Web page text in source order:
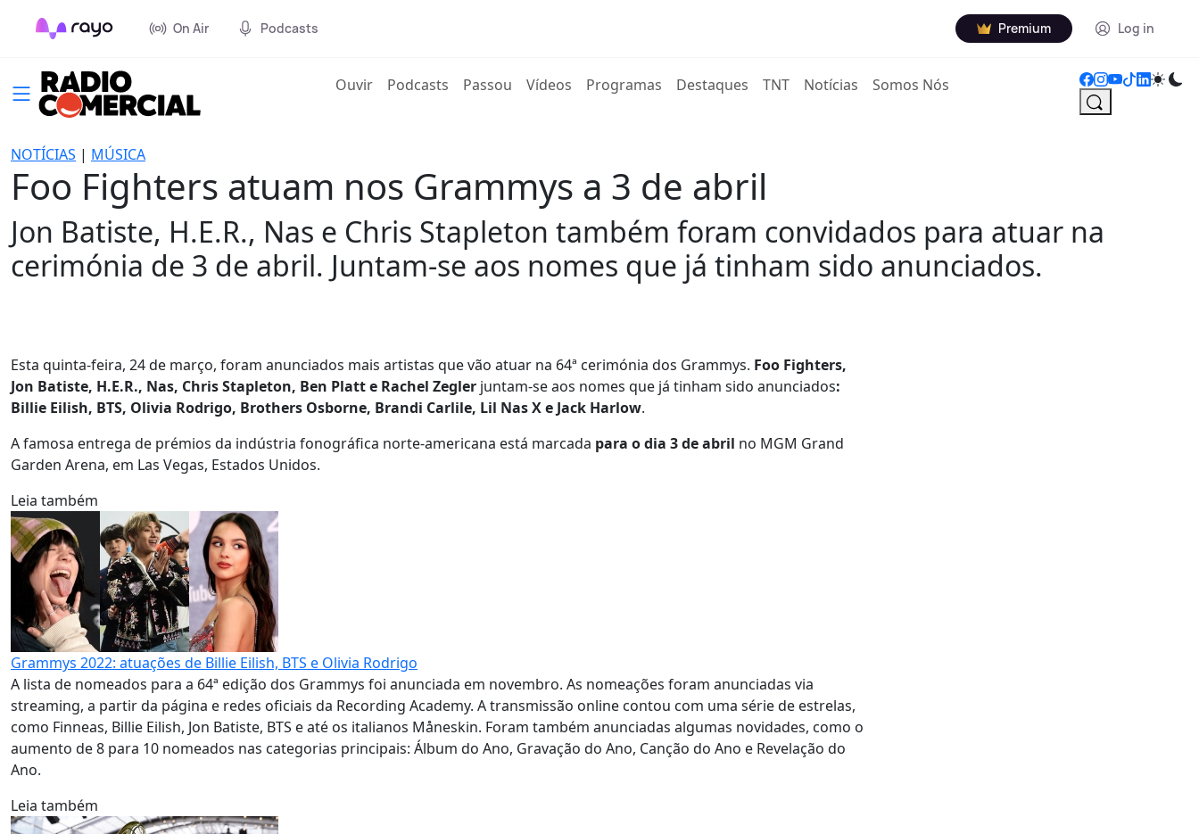
On Air Podcasts Premium Log in
Ouvir(current)
Podcasts Passou Vídeos Programas Destaques TNT Notícias Somos Nós
NOTÍCIAS | MÚSICA
Foo Fighters atuam nos Grammys a 3 de abril
Jon Batiste, H.E.R., Nas e Chris Stapleton também foram convidados para atuar na
cerimónia de 3 de abril. Juntam-se aos nomes que já tinham sido anunciados.
Esta quinta-feira, 24 de março, foram anunciados mais artistas que vão atuar na 64ª cerimónia dos Grammys. Foo Fighters,
Jon Batiste, H.E.R., Nas, Chris Stapleton, Ben Platt e Rachel Zegler juntam-se aos nomes que já tinham sido anunciados:
Billie Eilish, BTS, Olivia Rodrigo, Brothers Osborne, Brandi Carlile, Lil Nas X e Jack Harlow.
A famosa entrega de prémios da indústria fonográfica norte-americana está marcada para o dia 3 de abril no MGM Grand
Garden Arena, em Las Vegas, Estados Unidos.
Leia também
Grammys 2022: atuações de Billie Eilish, BTS e Olivia Rodrigo
A lista de nomeados para a 64ª edição dos Grammys foi anunciada em novembro. As nomeações foram anunciadas via
streaming, a partir da página e redes oficiais da Recording Academy. A transmissão online contou com uma série de estrelas,
como Finneas, Billie Eilish, Jon Batiste, BTS e até os italianos Måneskin. Foram também anunciadas algumas novidades, como o
aumento de 8 para 10 nomeados nas categorias principais: Álbum do Ano, Gravação do Ano, Canção do Ano e Revelação do
Ano.
Leia também